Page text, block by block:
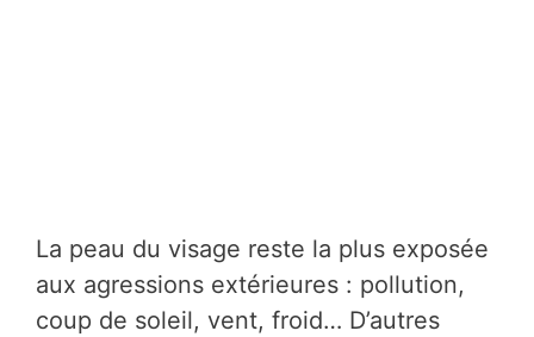
La peau du visage reste la plus exposée
aux agressions extérieures : pollution,
coup de soleil, vent, froid… D’autres